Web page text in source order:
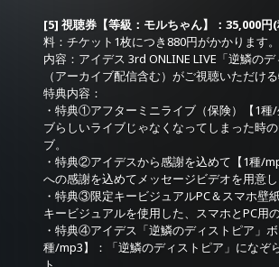
[5] 視聴券【等級：モルちゃん】：35,000円
料：チケット1枚につき880円がかかります。
内容：アイデス 3rd ONLINE LIVE「逆鱗の
（アーカイブ配信含む）がご視聴いただけ
特典内容：
・特典①アフターミニライブ（保険）【1種
ブらしいライブじゃなくなってしまった時
ブ。
・特典②アイデスから感謝を込めて【1種/
への感謝を込めてメッセージビデオを用意し
・特典③限定キービジュアルPC＆スマホ壁
キービジュアルを使用した、スマホとPC用
・特典④アイデス「逆鱗のディストピア」
種/mp3】：「逆鱗のディストピア」になぞ